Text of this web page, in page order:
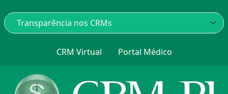
CRM Virtual Portal Médico